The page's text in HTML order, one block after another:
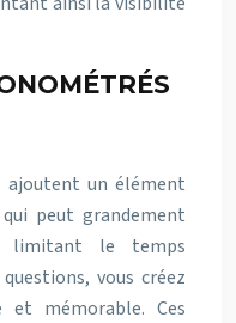
ajoutent un élément
peut grandement
limitant le temps
vous créez
et mémorable. Ces